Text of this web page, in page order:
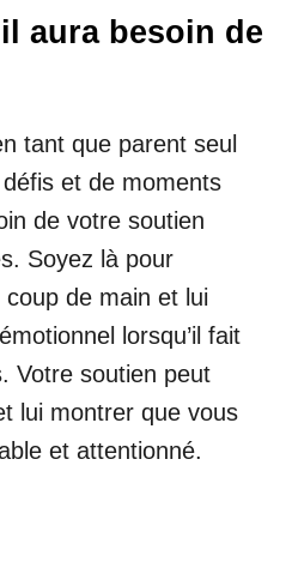
aura besoin de
tant que parent seul
et de moments
de votre soutien
Soyez là pour
coup de main et lui
lorsqu’il fait
Votre soutien peut
lui montrer que vous
et attentionné.